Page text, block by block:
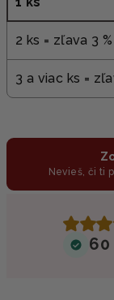
2 ks = zľava 3 %
3 a viac ks =
Nevieš, či ti
60